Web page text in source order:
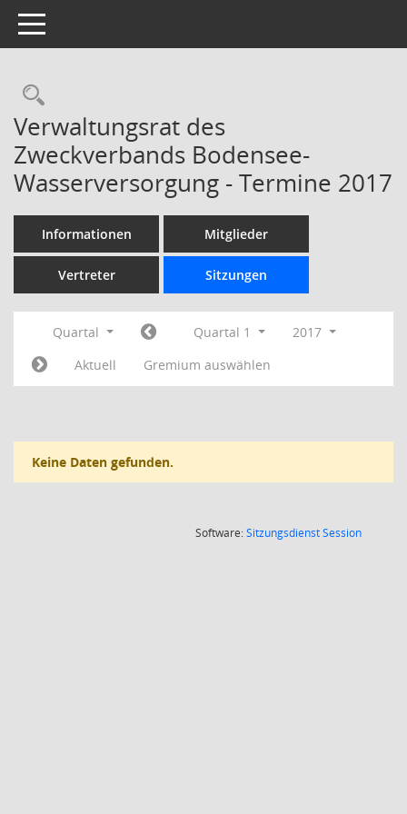
Toggle navigation
Rechercheauswahl
Verwaltungsrat des
Zweckverbands Bodensee-
Wasserversorgung - Termine 2017
Informationen Mitglieder
Vertreter Sitzungen
Quartal Quartal 1
2017
Aktuell
Gremium auswählen
Keine Daten gefunden.
Software:SitzungsdienstSession(Wird in